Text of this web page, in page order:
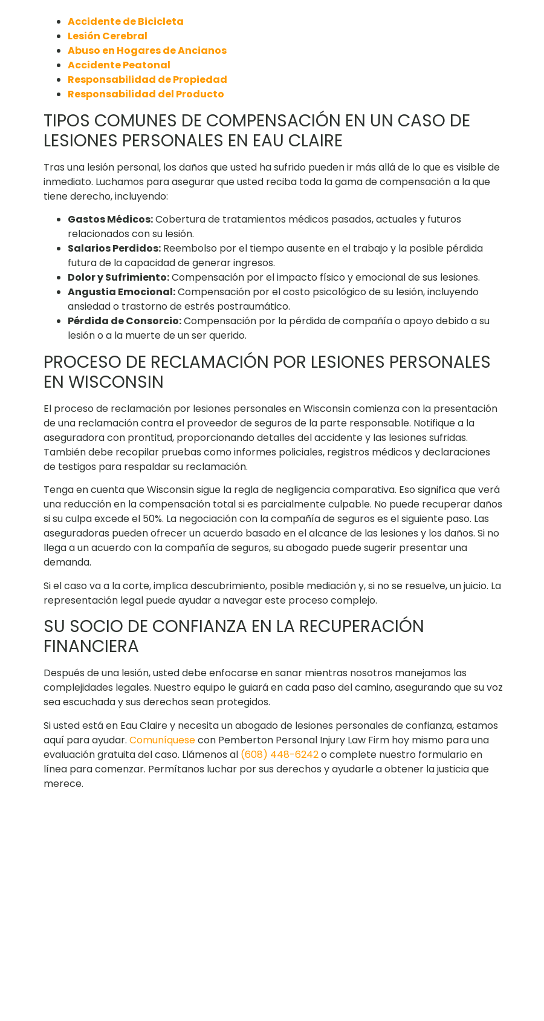
Accidente de Bicicleta
Lesión Cerebral
Abuso en Hogares de Ancianos
Accidente Peatonal
Responsabilidad de Propiedad
Responsabilidad del Producto
TIPOS COMUNES DE COMPENSACIÓN EN UN CASO DE
LESIONES PERSONALES EN EAU CLAIRE
Tras una lesión personal, los daños que usted ha sufrido pueden ir más allá de lo que es visible de
inmediato. Luchamos para asegurar que usted reciba toda la gama de compensación a la que
tiene derecho, incluyendo:
Gastos Médicos:Cobertura de tratamientos médicos pasados, actuales y futuros
relacionados con su lesión.
Salarios Perdidos: Reembolso por el tiempo ausente en el trabajo y la posible pérdida
futura de la capacidad de generar ingresos.
Dolor y Sufrimiento:Compensación por el impacto físico y emocional de sus lesiones.
Angustia Emocional:Compensación por el costo psicológico de su lesión, incluyendo
ansiedad o trastorno de estrés postraumático.
Pérdida de Consorcio:Compensación por la pérdida de compañía o apoyo debido a su
lesión o a la muerte de un ser querido.
PROCESO DE RECLAMACIÓN POR LESIONES PERSONALES
EN WISCONSIN
El proceso de reclamación por lesiones personales en Wisconsin comienza con la presentación
de una reclamación contra el proveedor de seguros de la parte responsable. Notifique a la
aseguradora con prontitud, proporcionando detalles del accidente y las lesiones sufridas.
También debe recopilar pruebas como informes policiales, registros médicos y declaraciones
de testigos para respaldar su reclamación.
Tenga en cuenta que Wisconsin sigue la regla de negligencia comparativa. Eso significa que verá
una reducción en la compensación total si es parcialmente culpable. No puede recuperar daños
si su culpa excede el 50%. La negociación con la compañía de seguros es el siguiente paso. Las
aseguradoras pueden ofrecer un acuerdo basado en el alcance de las lesiones y los daños. Si no
llega a un acuerdo con la compañía de seguros, su abogado puede sugerir presentar una
demanda.
Si el caso va a la corte, implica descubrimiento, posible mediación y, si no se resuelve, un juicio. La
representación legal puede ayudar a navegar este proceso complejo.
SU SOCIO DE CONFIANZA EN LA RECUPERACIÓN
FINANCIERA
Después de una lesión, usted debe enfocarse en sanar mientras nosotros manejamos las
complejidades legales. Nuestro equipo le guiará en cada paso del camino, asegurando que su voz
sea escuchada y sus derechos sean protegidos.
Si usted está en Eau Claire y necesita un abogado de lesiones personales de confianza, estamos
aquí para ayudar. Comuníquesecon Pemberton Personal Injury Law Firm hoy mismo para una
evaluación gratuita del caso. Llámenos al (608) 448-6242o complete nuestro formulario en
línea para comenzar. Permítanos luchar por sus derechos y ayudarle a obtener la justicia que
merece.